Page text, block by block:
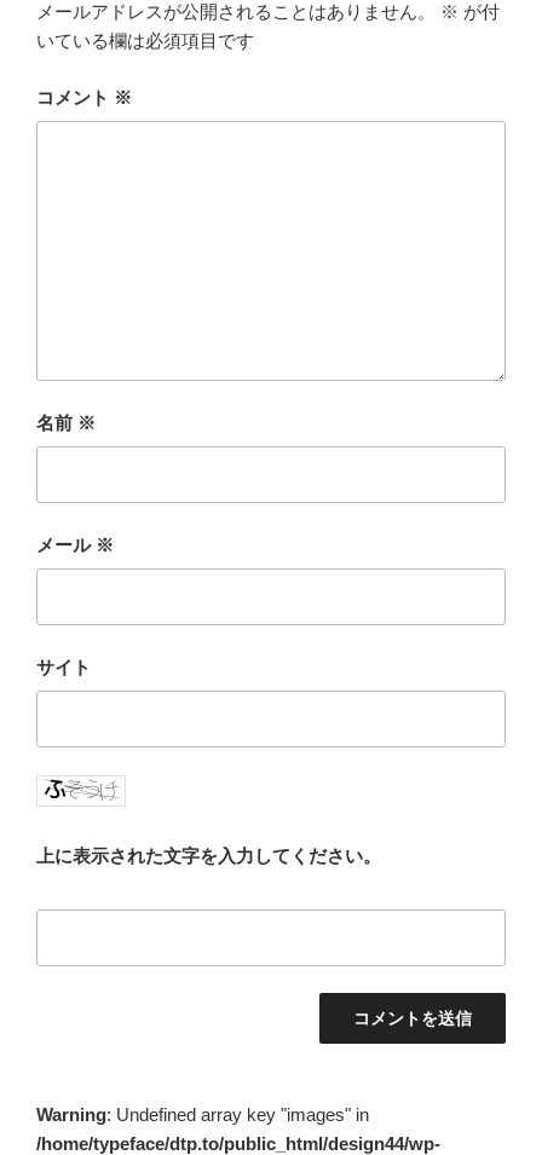
メールアドレスが公開されることはありません。 ※ が付
いている欄は必須項目です
コメント ※
名前 ※
メール ※
サイト
上に表示された文字を入力してください。
Warning: Undefined array key "images" in
/home/typeface/dtp.to/public_html/design44/wp-